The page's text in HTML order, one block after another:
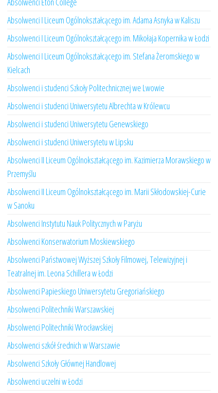
Absolwenci I Liceum Ogólnokształcącego im. Adama Asnyka w Kaliszu
Absolwenci I Liceum Ogólnokształcącego im. Mikołaja Kopernika w Łodzi
Absolwenci I Liceum Ogólnokształcącego im. Stefana Żeromskiego w
Kielcach
Absolwenci i studenci Szkoły Politechnicznej we Lwowie
Absolwenci i studenci Uniwersytetu Albrechta w Królewcu
Absolwenci i studenci Uniwersytetu Genewskiego
Absolwenci i studenci Uniwersytetu w Lipsku
Absolwenci II Liceum Ogólnokształcącego im. Kazimierza Morawskiego w
Przemyślu
Absolwenci II Liceum Ogólnokształcącego im. Marii Skłodowskiej-Curie
w Sanoku
Absolwenci Instytutu Nauk Politycznych w Paryżu
Absolwenci Konserwatorium Moskiewskiego
Absolwenci Państwowej Wyższej Szkoły Filmowej, Telewizyjnej i
Teatralnej im. Leona Schillera w Łodzi
Absolwenci Papieskiego Uniwersytetu Gregoriańskiego
Absolwenci Politechniki Warszawskiej
Absolwenci Politechniki Wrocławskiej
Absolwenci szkół średnich w Warszawie
Absolwenci Szkoły Głównej Handlowej
Absolwenci uczelni w Łodzi